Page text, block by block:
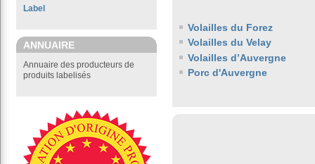
Label
ANNUAIRE
Annuaire des producteurs de
produits labelisés
Volailles du Forez
Volailles du Velay
Volailles d’Auvergne
Porc d'Auvergne